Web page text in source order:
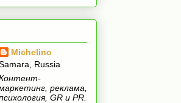
Michelino
Russia
реклама,
GR и PR.